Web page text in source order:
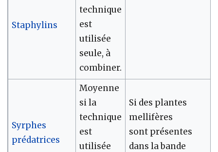
Staphylins
technique
est
utilisée
seule, à
combiner.
Syrphes
prédatrices
Moyenne
si la
technique
est
utilisée
Si des plantes
mellifères
sont présentes
dans la bande